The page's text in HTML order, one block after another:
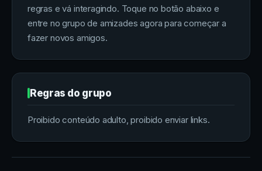
regras e vá interagindo. Toque no botão abaixo e
entre no grupo de amizades agora para começar a
fazer novos amigos.
Regras do grupo
Proibido conteúdo adulto, proibido enviar links.